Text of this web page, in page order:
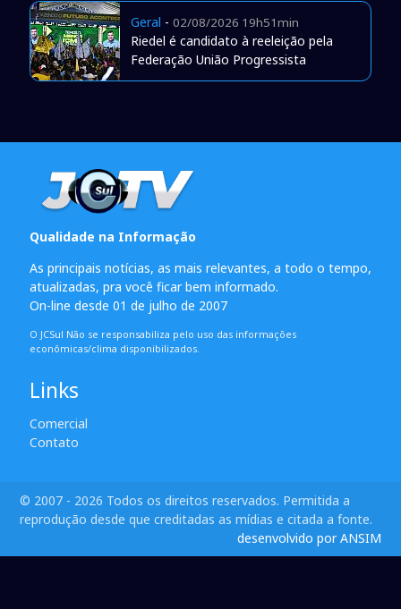
Geral - 02/08/2026 19h51min
Riedel é candidato à reeleição pela
Federação União Progressista
Qualidade na Informação
As principais notícias, as mais relevantes, a todo o tempo,
atualizadas, pra você ficar bem informado.
On-line desde 01 de julho de 2007
O JCSul Não se responsabiliza pelo uso das informações
econômicas/clima disponibilizados.
Links
Comercial
Contato
© 2007 - 2026 Todos os direitos reservados. Permitida a
reprodução desde que creditadas as mídias e citada a fonte.
desenvolvido por ANSIM